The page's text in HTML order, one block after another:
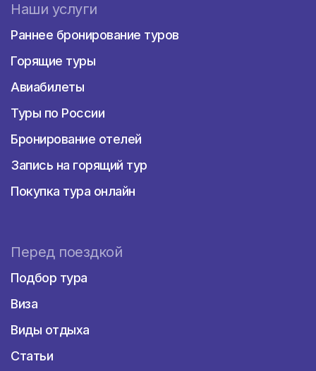
Наши услуги
Раннее бронирование туров
Горящие туры
Авиабилеты
Туры по России
Бронирование отелей
Запись на горящий тур
Покупка тура онлайн
Перед поездкой
Подбор тура
Виза
Виды отдыха
Статьи